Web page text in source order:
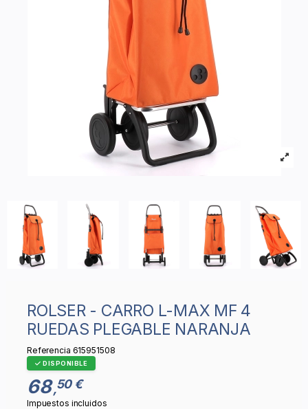
ROLSER - CARRO L-MAX MF 4
RUEDAS PLEGABLE NARANJA
Referencia 615951508
DISPONIBLE
68 ,50 €
Impuestos incluidos